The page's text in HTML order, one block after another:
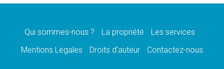
07.08.2026
07.08.2026
lancement des «dix jours de prière pour la
Qui sommes-nous ? La propriété
Les services
Mentions Legales
Droits d’auteur Contactez-nous